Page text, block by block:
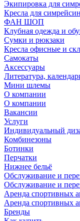
Экипировка для
Кресла для
ФАН ШОП
Клубная одежда и
Сумки и рюкзаки
Кресла офисные и
Самокаты
Аксессуары
Литература,
Мини шлемы
О компании
О компании
Вакансии
Услуги
Индивидуальный
Комбинезоны
Ботинки
Перчатки
Нижнее бельё
Обслуживание и
Обслуживание и
Аренда спортивных
Аренда спортивных
Бренды